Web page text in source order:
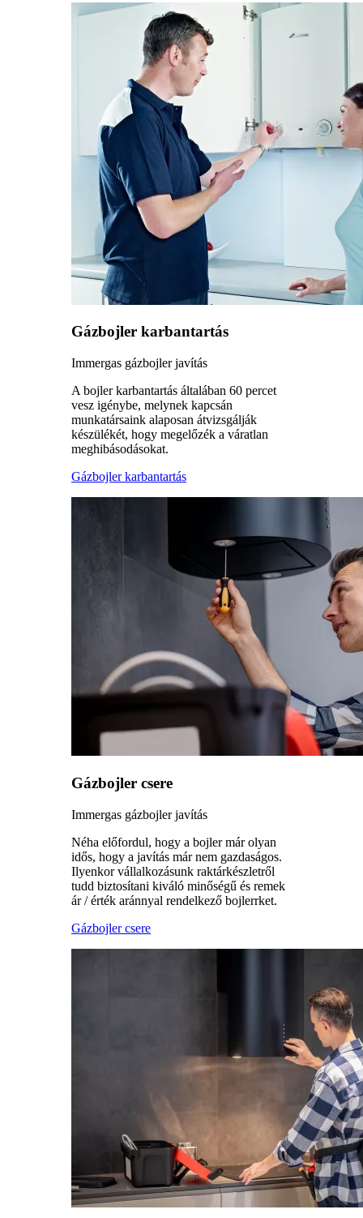
Gázbojler karbantartás
Immergas gázbojler javítás
A bojler karbantartás általában 60 percet
vesz igénybe, melynek kapcsán
munkatársaink alaposan átvizsgálják
készülékét, hogy megelőzék a váratlan
meghibásodásokat.
Gázbojler karbantartás
Gázbojler csere
Immergas gázbojler javítás
Néha előfordul, hogy a bojler már olyan
idős, hogy a javítás már nem gazdaságos.
Ilyenkor vállalkozásunk raktárkészletről
tudd biztosítani kiváló minőségű és remek
ár / érték aránnyal rendelkező bojlerrket.
Gázbojler csere